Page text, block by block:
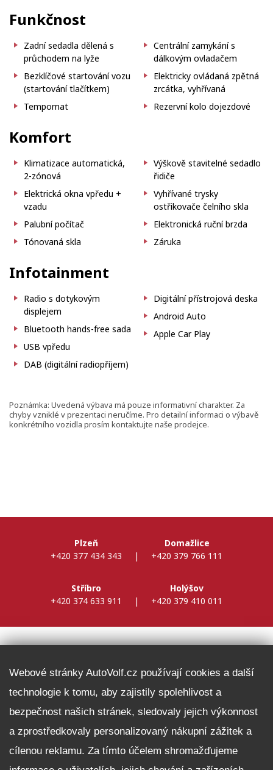
Funkčnost
Zadní sedadla dělená s
průchodem na lyže
Bezklíčové startování vozu
(startování tlačítkem)
Tempomat
Centrální zamykání s
dálkovým ovladačem
Elektricky ovládaná zpětná
zrcátka, vyhřívaná
Rezervní kolo dojezdové
Komfort
Klimatizace automatická,
2-zónová
Elektrická okna vpředu +
vzadu
Palubní počítač
Tónovaná skla
Výškově stavitelné sedadlo
řidiče
Vyhřívané trysky
ostřikovače čelního skla
Elektronická ruční brzda
Záruka
Infotainment
Radio s dotykovým
displejem
Bluetooth hands-free sada
USB vpředu
DAB (digitální radiopříjem)
Digitální přístrojová deska
Android Auto
Apple Car Play
Poznámka: Uvedená výbava má pouze informativní charakter. Za
chyby vzniklé v prezentaci neručíme. Pro detailní informaci o výbavě
konkrétního vozidla prosím kontaktujte naše prodejce.
Plzeň
+420 377 434 343
|
Domažlice
+420 379 766 111
Stříbro
+420 374 633 911
|
Holýšov
+420 379 410 011
Fleet program Škoda
Nabídka zaměstnání
Facebook
Reklamační řád
Webové stránky AutoVolf.cz používají cookies a další
technologie k tomu, aby zajistily spolehlivost a
bezpečnost našich stránek, sledovaly jejich výkonnost
a zprostředkovaly personalizovaný nákupní zážitek a
cílenou reklamu. Za tímto účelem shromažďujeme